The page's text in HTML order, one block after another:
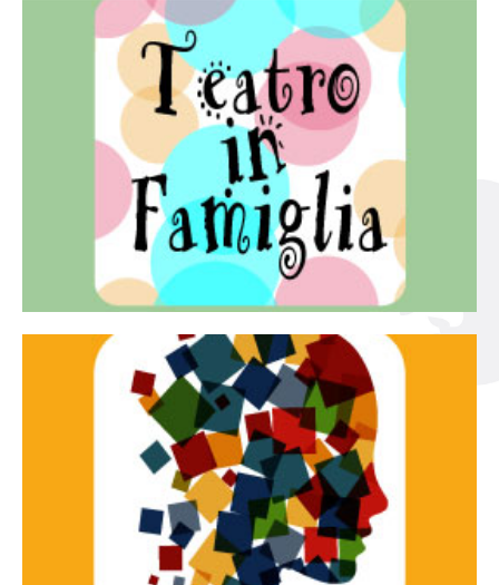
Teatro in famiglia
Teatro In Famiglia è una rassegna di teatro concepita
per far condividere e godere del teatro all’intera
famiglia.
Continua
Tracce dinamiche
Tracce Dinamiche è una rassegna di teatro
d’innovazione e sperimentale.
Continua